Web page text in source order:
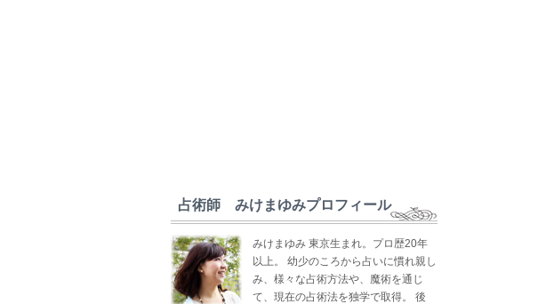
占術師 みけまゆみプロフィール
みけまゆみ 東京生まれ。プロ歴20年
以上。 幼少のころから占いに慣れ親し
み、様々な占術方法や、魔術を通じ
て、現在の占術法を独学で取得。 後